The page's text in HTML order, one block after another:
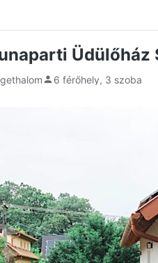
Üdülőház
6 férőhely, 3 szoba